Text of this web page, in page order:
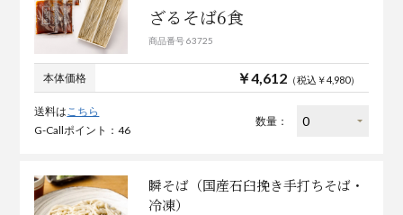
ざるそば6食
商品番号 63725
本体価格 ￥4,612（税込￥4,980）
送料はこちら
G-Callポイント：46
数量：
瞬そば（国産石臼挽き手打ちそば・
冷凍）